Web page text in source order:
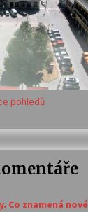
ploty
pohledů
Co znamená nové